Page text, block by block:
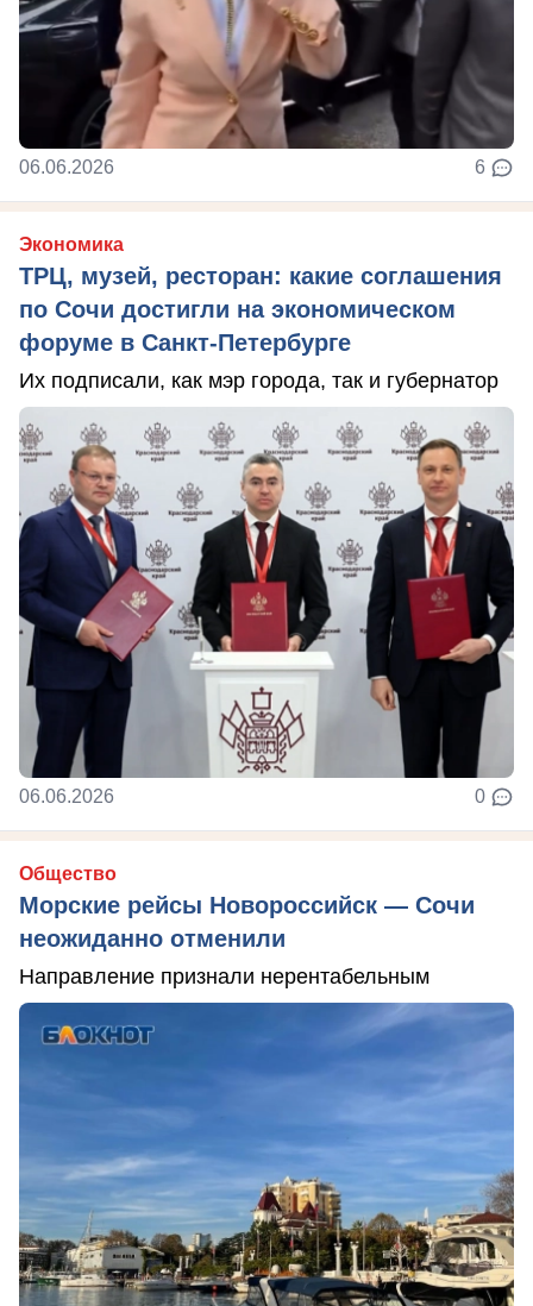
06.06.2026 6
Экономика
ТРЦ, музей, ресторан: какие соглашения
по Сочи достигли на экономическом
форуме в Санкт-Петербурге
Их подписали, как мэр города, так и губернатор
06.06.2026 0
Общество
Морские рейсы Новороссийск — Сочи
неожиданно отменили
Направление признали нерентабельным